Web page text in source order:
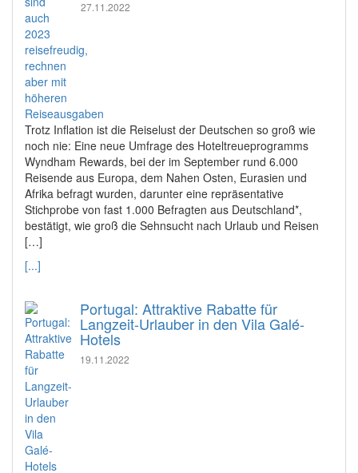
27.11.2022
Trotz Inflation ist die Reiselust der Deutschen so groß wie
noch nie: Eine neue Umfrage des Hoteltreueprogramms
Wyndham Rewards, bei der im September rund 6.000
Reisende aus Europa, dem Nahen Osten, Eurasien und
Afrika befragt wurden, darunter eine repräsentative
Stichprobe von fast 1.000 Befragten aus Deutschland*,
bestätigt, wie groß die Sehnsucht nach Urlaub und Reisen
[…]
[...]
Portugal: Attraktive Rabatte für
Langzeit-Urlauber in den Vila Galé-
Hotels
19.11.2022